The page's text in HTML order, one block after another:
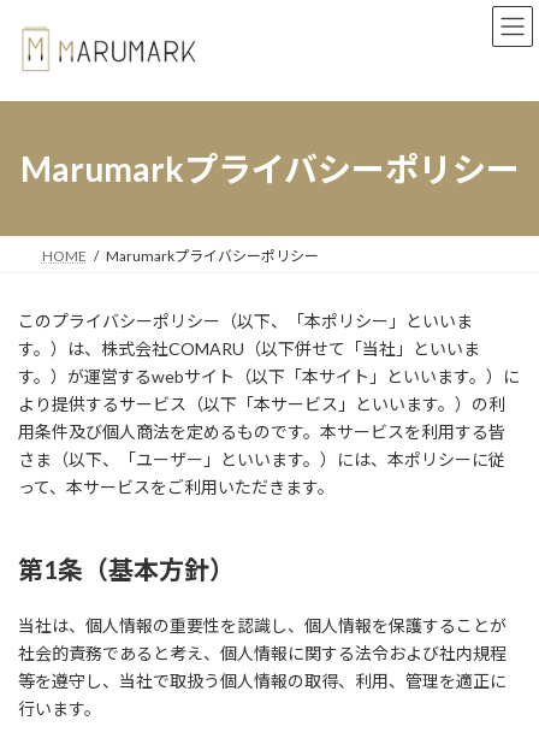
ツ
シ
Marumarkプライバシーポリシー
HOME Marumarkプライバシーポリシー
このプライバシーポリシー（以下、「本ポリシー」といいま
す。）は、株式会社COMARU（以下併せて「当社」といいま
す。）が運営するwebサイト（以下「本サイト」といいます。）に
より提供するサービス（以下「本サービス」といいます。）の利
用条件及び個人商法を定めるものです。本サービスを利用する皆
さま（以下、「ユーザー」といいます。）には、本ポリシーに従
って、本サービスをご利用いただきます。
第1条（基本方針）
当社は、個人情報の重要性を認識し、個人情報を保護することが
社会的責務であると考え、個人情報に関する法令および社内規程
等を遵守し、当社で取扱う個人情報の取得、利用、管理を適正に
行います。